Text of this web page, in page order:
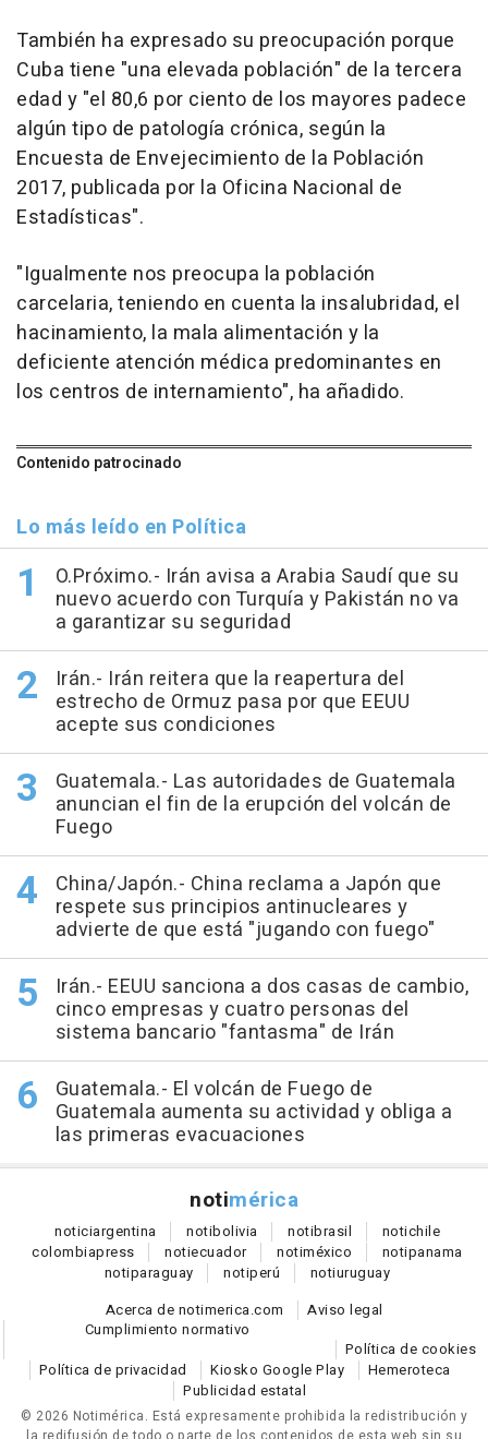
También ha expresado su preocupación porque
Cuba tiene "una elevada población" de la tercera
edad y "el 80,6 por ciento de los mayores padece
algún tipo de patología crónica, según la
Encuesta de Envejecimiento de la Población
2017, publicada por la Oficina Nacional de
Estadísticas".
"Igualmente nos preocupa la población
carcelaria, teniendo en cuenta la insalubridad, el
hacinamiento, la mala alimentación y la
deficiente atención médica predominantes en
los centros de internamiento", ha añadido.
Contenido patrocinado
Lo más leído en Política
O.Próximo.- Irán avisa a Arabia Saudí que su
nuevo acuerdo con Turquía y Pakistán no va
a garantizar su seguridad
Irán.- Irán reitera que la reapertura del
estrecho de Ormuz pasa por que EEUU
acepte sus condiciones
Guatemala.- Las autoridades de Guatemala
anuncian el fin de la erupción del volcán de
Fuego
China/Japón.- China reclama a Japón que
respete sus principios antinucleares y
advierte de que está "jugando con fuego"
Irán.- EEUU sanciona a dos casas de cambio,
cinco empresas y cuatro personas del
sistema bancario "fantasma" de Irán
Guatemala.- El volcán de Fuego de
Guatemala aumenta su actividad y obliga a
las primeras evacuaciones
notimérica
noticiargentina notibolivia notibrasil notichile
colombiapress notiecuador notiméxico notipanama
notiparaguay notiperú notiuruguay
Acerca de notimerica.com
Aviso legal
Cumplimiento normativo
Política de cookies
Política de privacidad
Kiosko Google Play
Hemeroteca
Publicidad estatal
© 2026 Notimérica. Está expresamente prohibida la redistribución y